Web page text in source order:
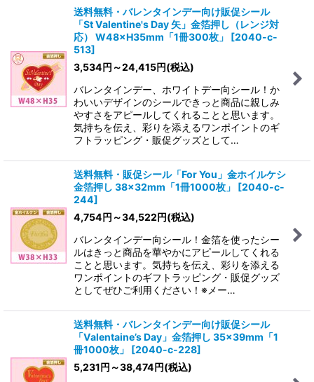
送料無料・バレンタインデー向け販促シール
「St Valentine's Day 矢」金箔押し（レンジ対
応） W48×H35mm「1冊300枚」
[2040-c-
513]
3,534円 ～24,415円(税込)
バレンタインデー、ホワイトデー向シール！か
わいいデザインのシールできっと商品に親しみ
やすさをアピールしてくれることと思います。
気持ちを伝え、彩りを添えるワンポイントのギ
フトラッピング・販促グッズとして…
送料無料・販促シール「For You」金ホイルケシ
金箔押し 38×32mm「1冊1000枚」
[2040-c-
244]
4,754円 ～34,522円(税込)
バレンタインデー向シール！金箔を使ったシー
ルはきっと商品を華やかにアピールしてくれる
ことと思います。気持ちを伝え、彩りを添える
ワンポイントのギフトラッピング・販促グッズ
としてぜひご利用ください！※メー…
送料無料・バレンタインデー向け販促シール
「Valentaine’s Day」金箔押し 35×39mm「1
冊1000枚」
[2040-c-228]
5,231円 ～38,474円(税込)